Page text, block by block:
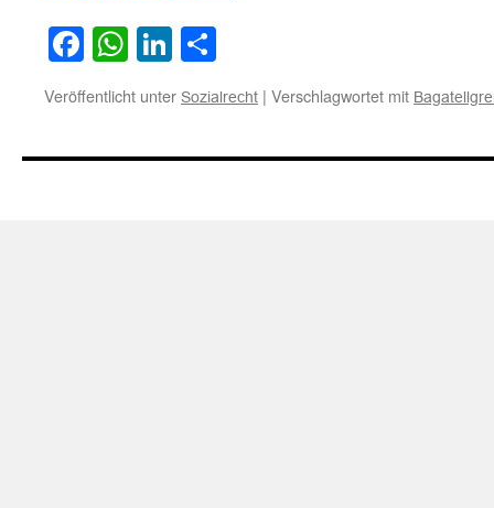
Facebook
WhatsApp
LinkedIn
Veröffentlicht unter Sozialrecht | Verschlagwortet mit